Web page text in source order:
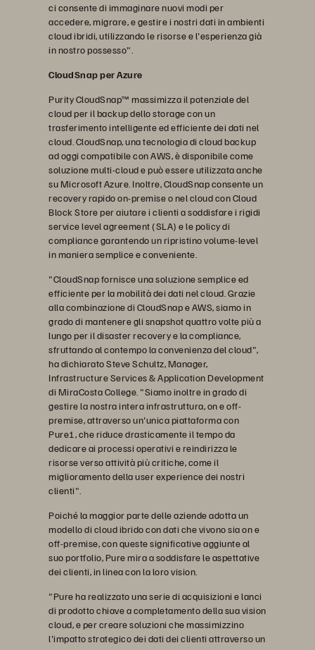
ci consente di immaginare nuovi modi per
accedere, migrare, e gestire i nostri dati in ambienti
cloud ibridi, utilizzando le risorse e l'esperienza già
in nostro possesso".
CloudSnap per Azure
Purity CloudSnap™ massimizza il potenziale del
cloud per il backup dello storage con un
trasferimento intelligente ed efficiente dei dati nel
cloud. CloudSnap, una tecnologia di cloud backup
ad oggi compatibile con AWS, è disponibile come
soluzione multi-cloud e può essere utilizzata anche
su Microsoft Azure. Inoltre, CloudSnap consente un
recovery rapido on-premise o nel cloud con Cloud
Block Store per aiutare i clienti a soddisfare i rigidi
service level agreement (SLA) e le policy di
compliance garantendo un ripristino volume-level
in maniera semplice e conveniente.
"CloudSnap fornisce una soluzione semplice ed
efficiente per la mobilità dei dati nel cloud. Grazie
alla combinazione di CloudSnap e AWS, siamo in
grado di mantenere gli snapshot quattro volte più a
lungo per il disaster recovery e la compliance,
sfruttando al contempo la convenienza del cloud",
ha dichiarato Steve Schultz, Manager,
Infrastructure Services & Application Development
di MiraCosta College. "Siamo inoltre in grado di
gestire la nostra intera infrastruttura, on e off-
premise, attraverso un'unica piattaforma con
Pure1, che riduce drasticamente il tempo da
dedicare ai processi operativi e reindirizza le
risorse verso attività più critiche, come il
miglioramento della user experience dei nostri
clienti".
Poiché la maggior parte delle aziende adotta un
modello di cloud ibrido con dati che vivono sia on e
off-premise, con queste significative aggiunte al
suo portfolio, Pure mira a soddisfare le aspettative
dei clienti, in linea con la loro vision.
"Pure ha realizzato una serie di acquisizioni e lanci
di prodotto chiave a completamento della sua vision
cloud, e per creare soluzioni che massimizzino
l'impatto strategico dei dati dei clienti attraverso un